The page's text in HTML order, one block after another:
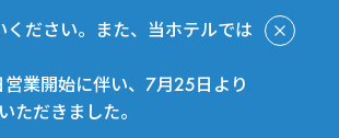
ださい。また、当ホテルでは
業開始に伴い、7月25日より
だきました。